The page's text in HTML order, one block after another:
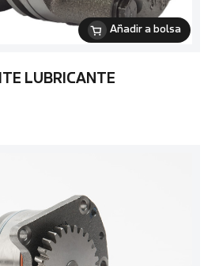
Añadir a bolsa
LUBRICANTE